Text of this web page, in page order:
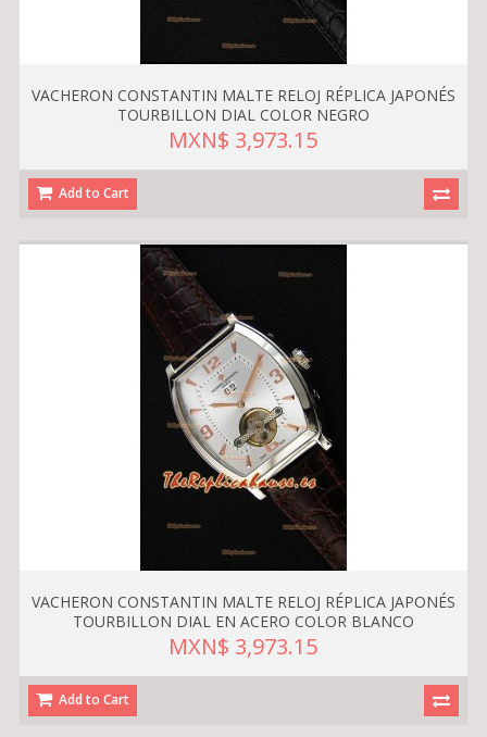
VACHERON CONSTANTIN MALTE RELOJ RÉPLICA JAPONÉS
TOURBILLON DIAL COLOR NEGRO
MXN$ 3,973.15
Add to Cart
VACHERON CONSTANTIN MALTE RELOJ RÉPLICA JAPONÉS
TOURBILLON DIAL EN ACERO COLOR BLANCO
MXN$ 3,973.15
Add to Cart